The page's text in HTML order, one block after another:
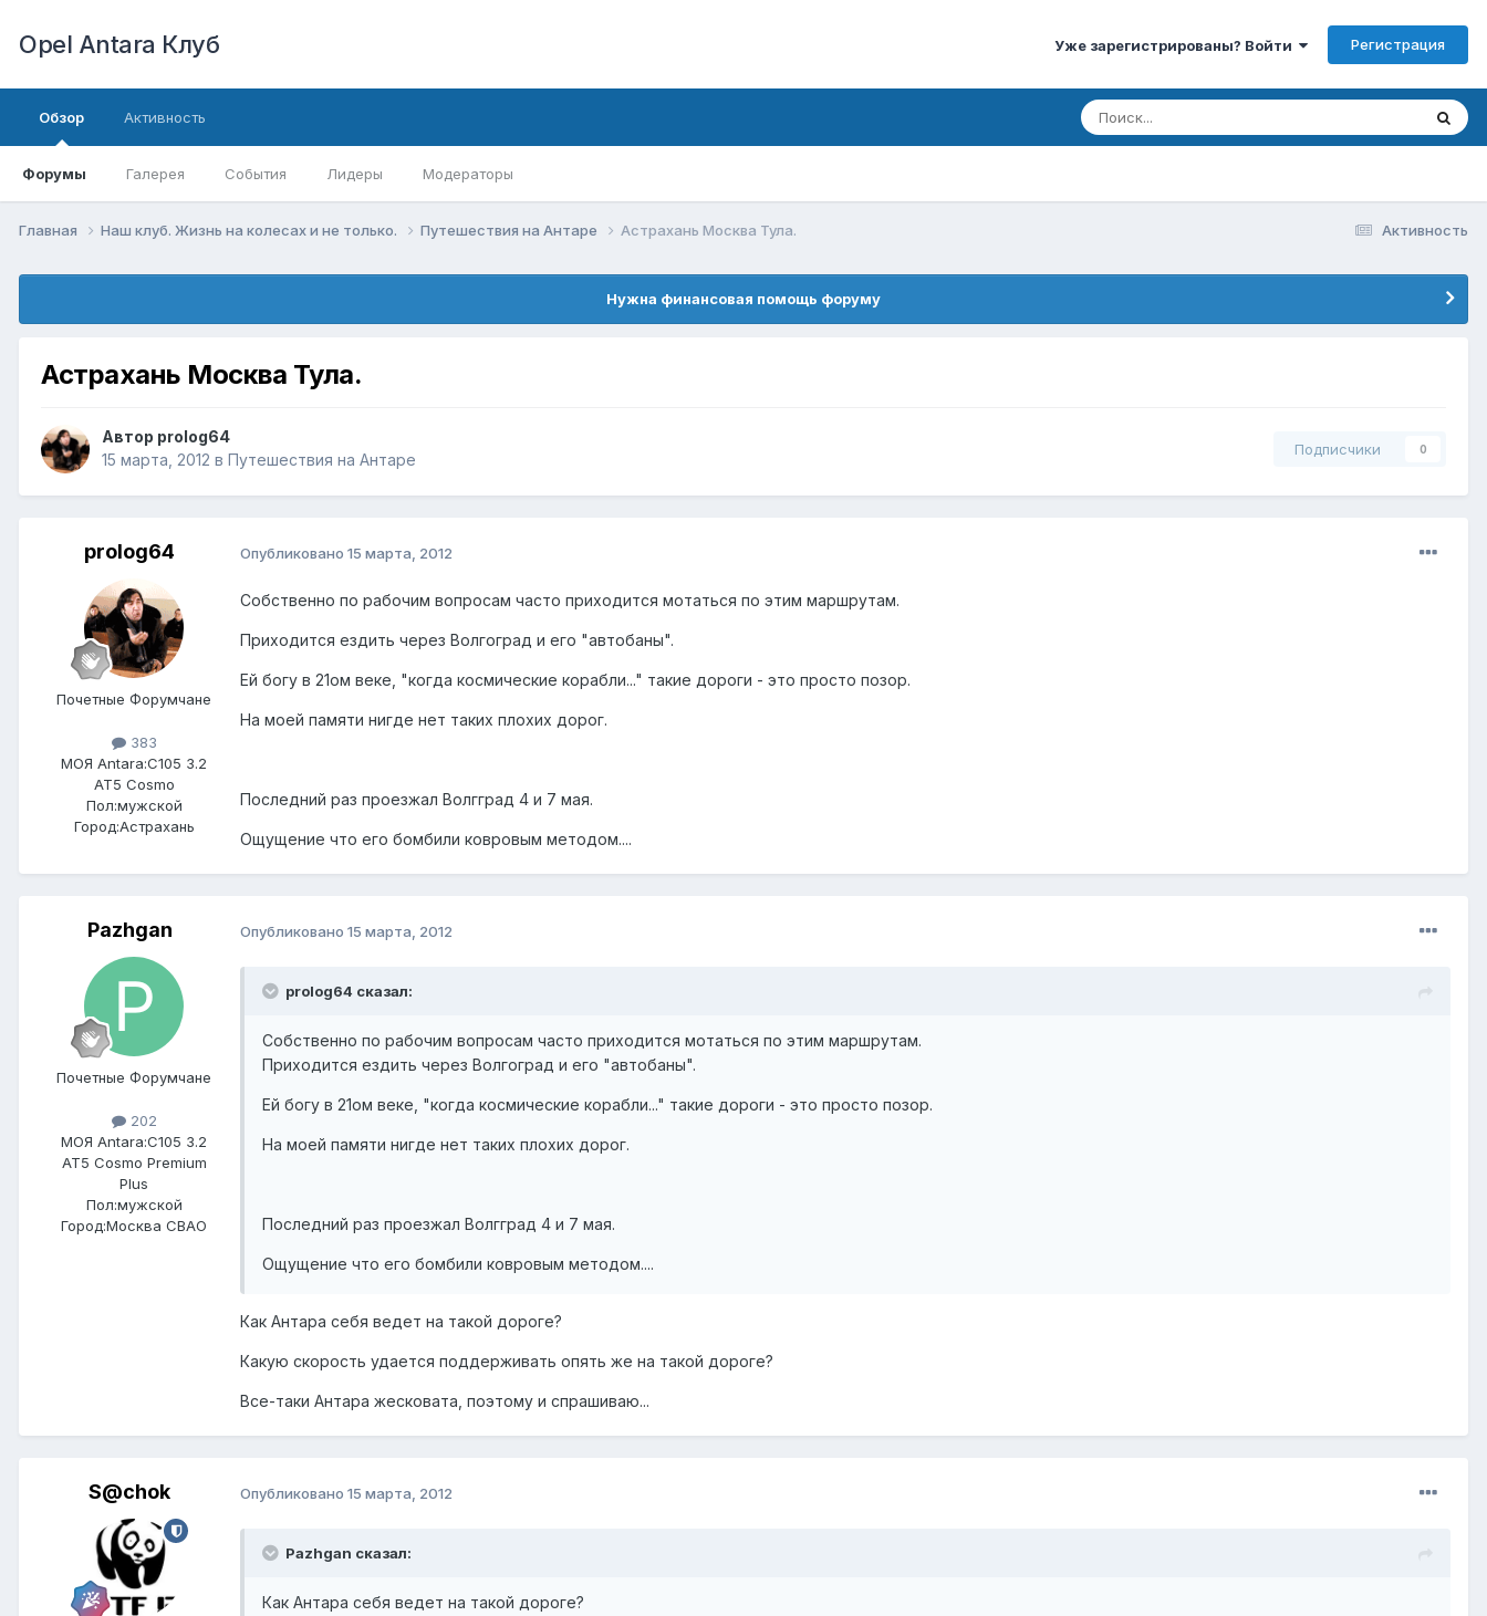
Opel Antara Клуб Уже зарегистрированы? Войти Регистрация
Обзор
Форумы Галерея События Лидеры Модераторы
Активность
Активность
Главная Наш клуб. Жизнь на колесах и не только. Путешествия на Антаре Астрахань Москва Тула.
Нужна финансовая помощь форуму
Астрахань Москва Тула.
Автор prolog64
15 марта, 2012 в Путешествия на Антаре
Подписчики 0
prolog64
Почетные Форумчане
383
МОЯ Antara:C105 3.2
AT5 Cosmo
Пол:мужской
Город:Астрахань
Опубликовано 15 марта, 2012
Собственно по рабочим вопросам часто приходится мотаться по этим маршрутам.
Приходится ездить через Волгоград и его "автобаны".
Ей богу в 21ом веке, "когда космические корабли..." такие дороги - это просто позор.
На моей памяти нигде нет таких плохих дорог.
Последний раз проезжал Волгград 4 и 7 мая.
Ощущение что его бомбили ковровым методом....
Pazhgan
Почетные Форумчане
202
МОЯ Antara:C105 3.2
AT5 Cosmo Premium
Plus
Пол:мужской
Город:Москва СВАО
Опубликовано 15 марта, 2012
prolog64 сказал:
Собственно по рабочим вопросам часто приходится мотаться по этим маршрутам.
Приходится ездить через Волгоград и его "автобаны".
Ей богу в 21ом веке, "когда космические корабли..." такие дороги - это просто позор.
На моей памяти нигде нет таких плохих дорог.
Последний раз проезжал Волгград 4 и 7 мая.
Ощущение что его бомбили ковровым методом....
Как Антара себя ведет на такой дороге?
Какую скорость удается поддерживать опять же на такой дороге?
Все-таки Антара жесковата, поэтому и спрашиваю...
S@chok Опубликовано 15 марта, 2012
Pazhgan сказал:
Как Антара себя ведет на такой дороге?